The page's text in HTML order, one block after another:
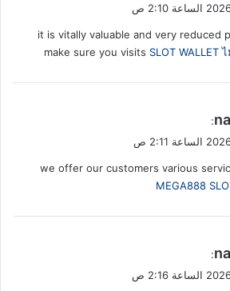
it is vitally valuable and very reduced
make sure you visits SLOT WALLET
:
we offer our customers various
MEGA888
: